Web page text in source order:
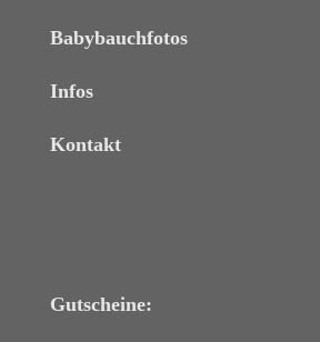
Babybauchfotos
Infos
Kontakt
Gutscheine: